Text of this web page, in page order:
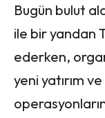
Bugün bulut
ile bir yandan
ederken,
yeni yatırım